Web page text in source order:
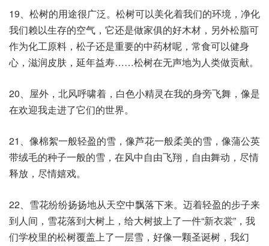
19、松树的用途很广泛。松树可以美化着我们的环境，净化
我们赖以生存的空气，它还是做家俱的好木材，另外松脂可
作为化工原料，松子还是重要的中药材呢，常食可以健身
心，滋润皮肤，延年益寿……松树在无声地为人类做贡献。
20、屋外，北风呼啸着，白色小精灵在我的身旁飞舞，像是
在欢迎我走进了它们的世界。
21、像棉絮一般轻盈的雪，像芦花一般柔美的雪，像蒲公英
带绒毛的种子一般的雪，在风中自由飞翔，自由舞动，尽情
释放，尽情嬉戏。
22、雪花纷纷扬扬地从天空中飘落下来。迈着轻盈的步子来
到人间，雪花落到大树上，给大树披上了一件“新衣裳”，我
们学校里的松树覆盖上了一层雪，好像一颗圣诞树，我幻